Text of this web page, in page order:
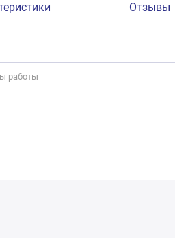
Отзывы
работы